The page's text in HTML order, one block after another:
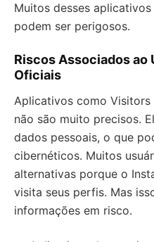
Muitos desses
podem ser perigosos.
Riscos Associados ao
Oficiais
Aplicativos como Visitors
não são muito precisos.
dados pessoais, o que
cibernéticos. Muitos
alternativas porque o
visita seus perfis. Mas
informações em risco.